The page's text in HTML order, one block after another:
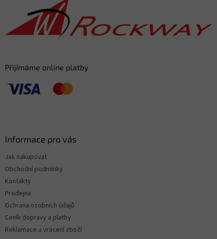
Přijímáme online platby
Informace pro vás
Jak nakupovat
Obchodní podmínky
Kontakty
Prodejna
Ochrana osobních údajů
Ceník dopravy a platby
Reklamace a vrácení zboží